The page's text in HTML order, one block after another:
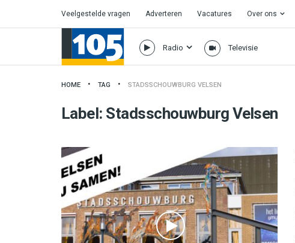
Veelgestelde vragen Adverteren Vacatures Over ons
Radio Televisie
HOME TAG STADSSCHOUWBURG VELSEN
Label: Stadsschouwburg Velsen